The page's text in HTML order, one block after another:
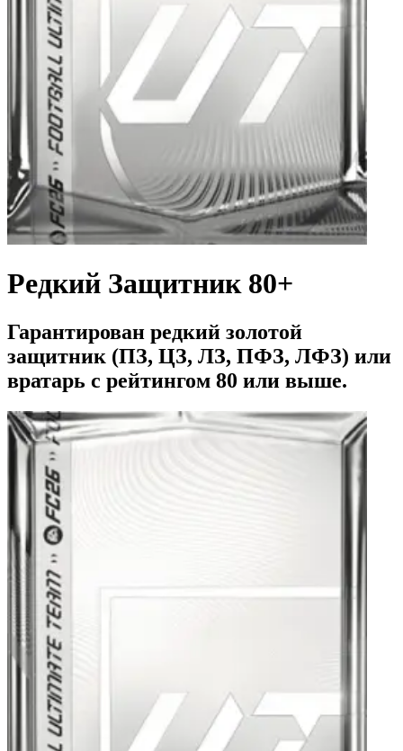
Редкий Защитник 80+
Гарантирован редкий золотой
защитник (ПЗ, ЦЗ, ЛЗ, ПФЗ, ЛФЗ) или
вратарь с рейтингом 80 или выше.